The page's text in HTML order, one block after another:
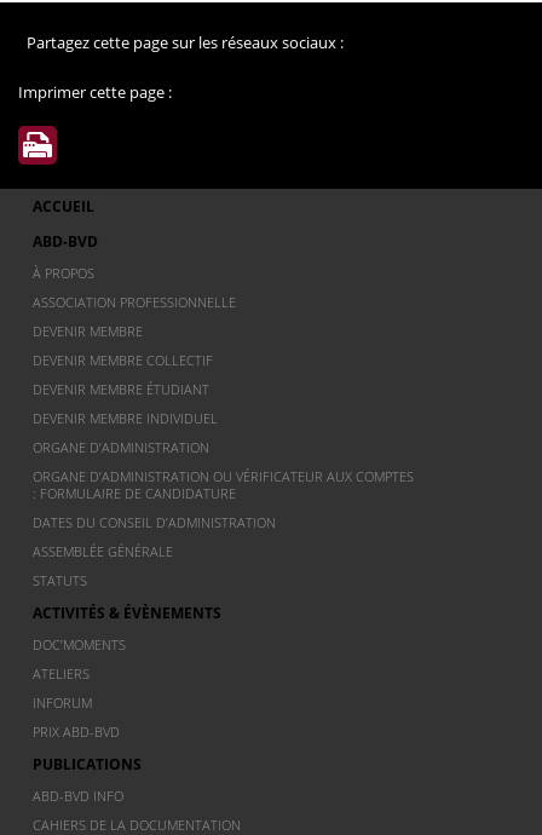
Partagez cette page sur les réseaux sociaux :
Imprimer cette page :
ACCUEIL
ABD-BVD
À PROPOS
ASSOCIATION PROFESSIONNELLE
DEVENIR MEMBRE
DEVENIR MEMBRE COLLECTIF
DEVENIR MEMBRE ÉTUDIANT
DEVENIR MEMBRE INDIVIDUEL
ORGANE D’ADMINISTRATION
ORGANE D’ADMINISTRATION OU VÉRIFICATEUR AUX COMPTES
: FORMULAIRE DE CANDIDATURE
DATES DU CONSEIL D’ADMINISTRATION
ASSEMBLÉE GÉNÉRALE
STATUTS
ACTIVITÉS & ÉVÈNEMENTS
DOC’MOMENTS
ATELIERS
INFORUM
PRIX ABD-BVD
PUBLICATIONS
ABD-BVD INFO
CAHIERS DE LA DOCUMENTATION